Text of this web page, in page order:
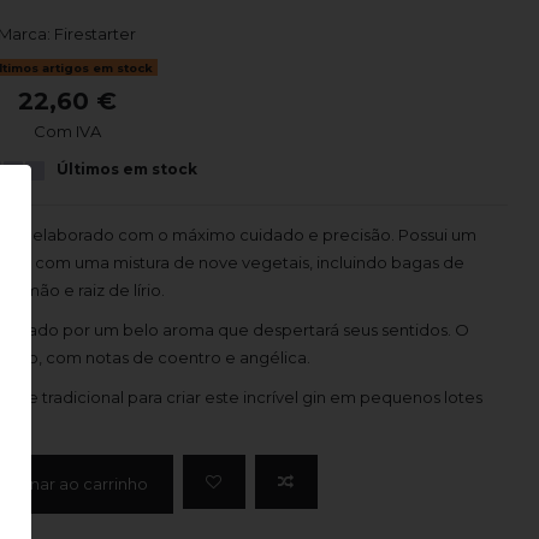
Marca: Firestarter
artigos em stock
22,60 €
Com IVA
Últimos em stock
elaborado com o máximo cuidado e precisão. Possui um
com uma mistura de nove vegetais, incluindo bagas de
limão e raiz de lírio.
por um belo aroma que despertará seus sentidos. O
com notas de coentro e angélica.
tradicional para criar este incrível gin em pequenos lotes
ao carrinho